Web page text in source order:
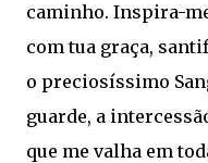
caminho. Inspira-
com tua graça,
o preciosíssimo
guarde, a
que me valha em